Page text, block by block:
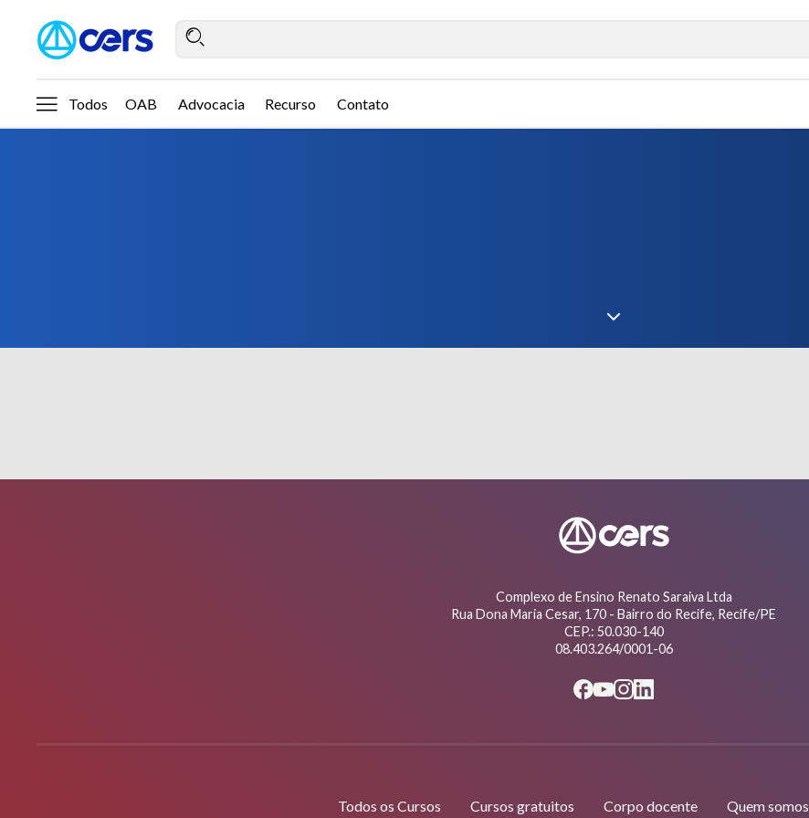
Todos OAB Advocacia Recurso Contato
Complexo de Ensino Renato Saraiva Ltda
Rua Dona Maria Cesar, 170 - Bairro do Recife, Recife/PE
CEP.: 50.030-140
08.403.264/0001-06
Todos os Cursos Cursos gratuitos Corpo docente Quem somos